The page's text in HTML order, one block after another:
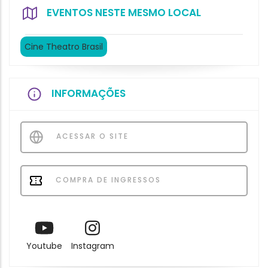
EVENTOS NESTE MESMO LOCAL
Cine Theatro Brasil
INFORMAÇÕES
ACESSAR O SITE
COMPRA DE INGRESSOS
Youtube Instagram